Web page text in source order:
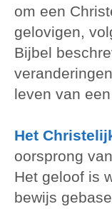
om een
gelovigen,
Bijbel
leven van
Het
oorsprong
Het geloof is
bewijs